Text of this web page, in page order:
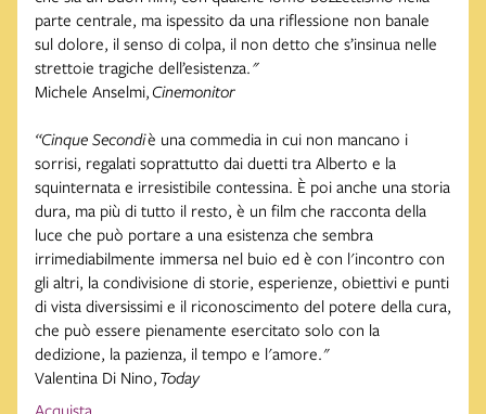
parte centrale, ma ispessito da una riflessione non banale
sul dolore, il senso di colpa, il non detto che s’insinua nelle
strettoie tragiche dell’esistenza."
Michele Anselmi,Cinemonitor
“Cinque Secondiè una commedia in cui non mancano i
sorrisi, regalati soprattutto dai duetti tra Alberto e la
squinternata e irresistibile contessina. È poi anche una storia
dura, ma più di tutto il resto, è un film che racconta della
luce che può portare a una esistenza che sembra
irrimediabilmente immersa nel buio ed è con l'incontro con
gli altri, la condivisione di storie, esperienze, obiettivi e punti
di vista diversissimi e il riconoscimento del potere della cura,
che può essere pienamente esercitato solo con la
dedizione, la pazienza, il tempo e l'amore."
Valentina Di Nino, Today